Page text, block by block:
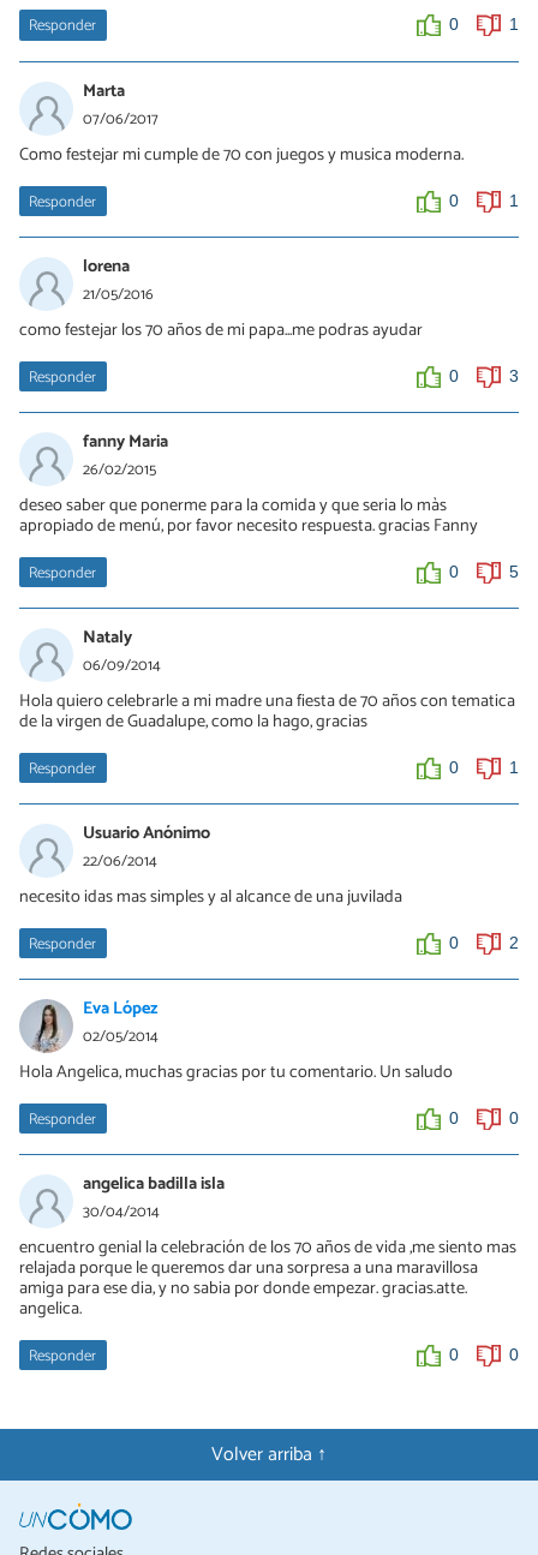
Responder 0 1
Marta
07/06/2017
Como festejar mi cumple de 70 con juegos y musica moderna.
Responder 0 1
lorena
21/05/2016
como festejar los 70 años de mi papa...me podras ayudar
Responder 0 3
fanny Maria
26/02/2015
deseo saber que ponerme para la comida y que seria lo màs
apropiado de menú, por favor necesito respuesta. gracias Fanny
Responder 0 5
Nataly
06/09/2014
Hola quiero celebrarle a mi madre una fiesta de 70 años con tematica
de la virgen de Guadalupe, como la hago, gracias
Responder 0 1
Usuario Anónimo
22/06/2014
necesito idas mas simples y al alcance de una juvilada
Responder 0 2
Eva López
02/05/2014
Hola Angelica, muchas gracias por tu comentario. Un saludo
Responder 0 0
angelica badilla isla
30/04/2014
encuentro genial la celebración de los 70 años de vida ,me siento mas
relajada porque le queremos dar una sorpresa a una maravillosa
amiga para ese dia, y no sabia por donde empezar. gracias.atte.
angelica.
Responder 0 0
Volver arriba ↑